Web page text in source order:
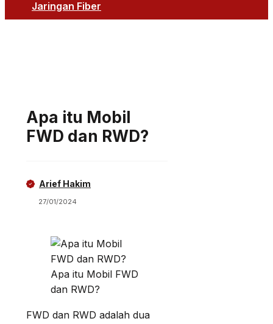
Jaringan Fiber
Apa itu Mobil
FWD dan RWD?
Arief Hakim
27/01/2024
Apa itu Mobil FWD
dan RWD?
FWD dan RWD adalah dua